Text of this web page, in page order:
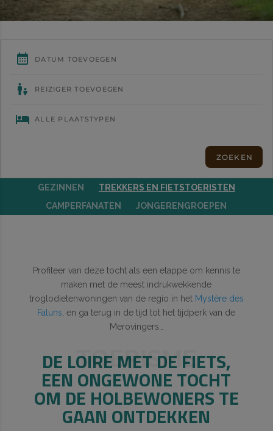
GEZINNEN
TREKKERS EN FIETSTOERISTEN
CAMPERFANATEN
JONGERENGROEPEN
Profiteer van deze tocht als een etappe om kennis te
maken met de meest indrukwekkende
troglodietenwoningen van de regio in het Mystère des
Faluns , en ga terug in de tijd tot het tijdperk van de
Merovingers…
DE LOIRE MET DE FIETS,
EEN ONGEWONE TOCHT
OM DE HOLBEWONERS TE
GAAN ONTDEKKEN
TOERISME